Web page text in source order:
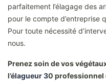
parfaitement l’élagage des
pour le compte d’entreprise
Pour toute nécessité
nous.
Prenez soin de vos
l’élagueur 30 professionnel